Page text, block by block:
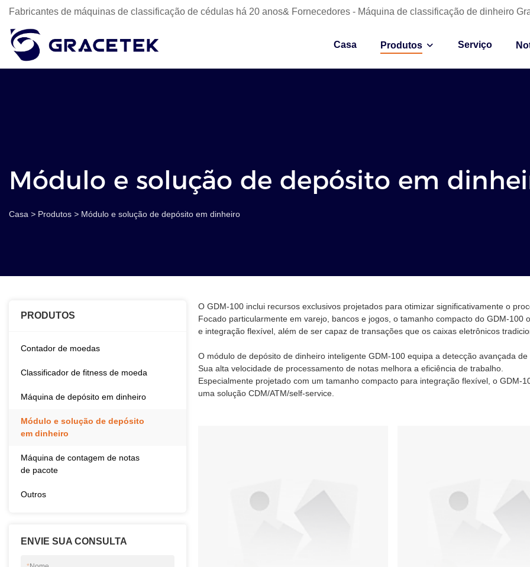
Fabricantes de máquinas de classificação de cédulas há 20 anos& Fornecedores - Máquina de classificação de dinheiro
Casa Produtos Serviço
Módulo e solução de depósito em
Casa > Produtos > Módulo e solução de depósito em dinheiro
PRODUTOS
Contador de moedas
Classificador de fitness de moeda
Máquina de depósito em dinheiro
Módulo e solução de depósito
em dinheiro
Máquina de contagem de notas
de pacote
Outros
ENVIE SUA CONSULTA
O GDM-100 inclui recursos exclusivos projetados para otimizar significativamente o
Focado particularmente em varejo, bancos e jogos, o tamanho compacto do GDM-100
e integração flexível, além de ser capaz de transações que os caixas eletrônicos
O módulo de depósito de dinheiro inteligente GDM-100 equipa a detecção avançada
Sua alta velocidade de processamento de notas melhora a eficiência de trabalho.
Especialmente projetado com um tamanho compacto para integração flexível, o
uma solução CDM/ATM/self-service.